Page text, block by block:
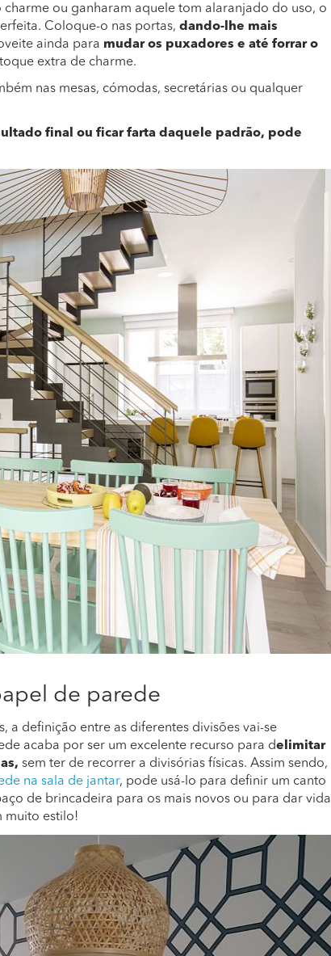
ou ganharam aquele tom alaranjado do uso, o
Coloque-o nas portas, dando-lhe mais
ainda para mudar os puxadores e até forrar o
extra de charme.
nas mesas, cómodas, secretárias ou qualquer
final ou ficar farta daquele padrão, pode
de parede
a definição entre as diferentes divisões vai-se
acaba por ser um excelente recurso para delimitar
sem ter de recorrer a divisórias físicas. Assim sendo,
na sala de jantar, pode usá-lo para definir um canto
de brincadeira para os mais novos ou para dar vida
muito estilo!